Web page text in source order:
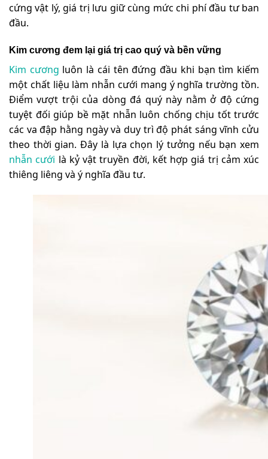
cứng vật lý, giá trị lưu giữ cùng mức chi phí đầu tư ban
đầu.
Kim cương đem lại giá trị cao quý và bền vững
Kim cương luôn là cái tên đứng đầu khi bạn tìm kiếm
một chất liệu làm nhẫn cưới mang ý nghĩa trường tồn.
Điểm vượt trội của dòng đá quý này nằm ở độ cứng
tuyệt đối giúp bề mặt nhẫn luôn chống chịu tốt trước
các va đập hằng ngày và duy trì độ phát sáng vĩnh cửu
theo thời gian. Đây là lựa chọn lý tưởng nếu bạn xem
nhẫn cưới là kỷ vật truyền đời, kết hợp giá trị cảm xúc
thiêng liêng và ý nghĩa đầu tư.